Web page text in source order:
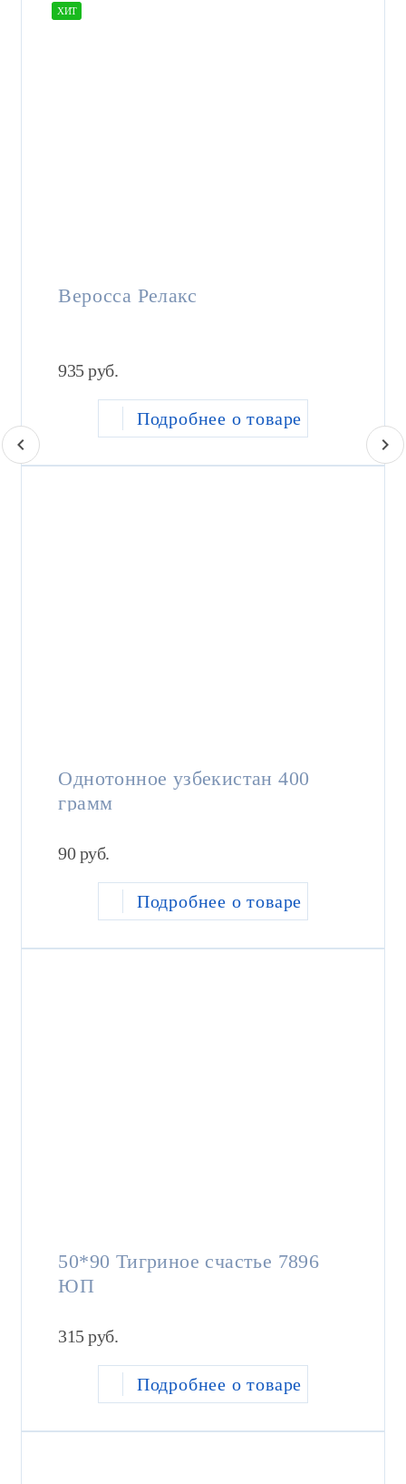
ХИТ
Веросса Релакс
935руб.
Подробнее о товаре
Однотонное узбекистан 400
грамм
90руб.
Подробнее о товаре
50*90 Тигриное счастье 7896
ЮП
315руб.
Подробнее о товаре
chevron_left chevron_right